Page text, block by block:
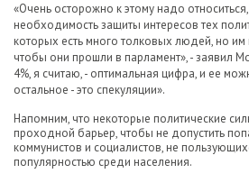
«Очень осторожно к этому надо
необходимость защиты интересов тех
которых есть много толковых людей, но
чтобы они прошли в парламент», - заявил
4%, я считаю, - оптимальная цифра, и ее
остальное - это спекуляции».
Напомним, что некоторые политические
проходной барьер, чтобы не допустить
коммунистов и социалистов, не
популярностью среди населения.